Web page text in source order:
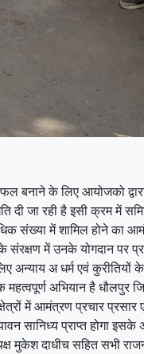
के लिए आयोजको
दी जा रही है इसी क्रम
संख्या में शामिल होने का
में उनके योगदान पर
अन्याय अ धर्म एवं
अभियान है धौलपुर
में आमंत्रण प्रचार
प्राप्त होगा इसके
मुकेश दाधीच सहित सभी